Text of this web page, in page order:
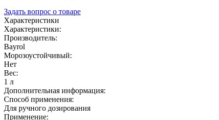
Задать вопрос о товаре
Характеристики
Характеристики:
Производитель:
Bayrol
Морозоустойчивый:
Нет
Вес:
1 л
Дополнительная информация:
Способ применения:
Для ручного дозирования
Применение: